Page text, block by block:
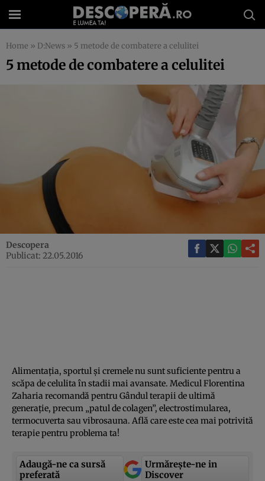
Home » D:News » 5 metode de combatere a celulitei
5 metode de combatere a celulitei
Descopera
Publicat: 22.05.2016
Alimentaţia, sportul şi cremele nu sunt suficiente pentru a
scăpa de celulita în stadii mai avansate. Medicul Florentina
Zaharia recomandă pentru Gândul terapii de ultimă
generaţie, precum „patul de colagen”, electrostimularea,
termocuverta sau vibrosauna. Află care este cea mai potrivită
terapie pentru problema ta!
Adaugă-ne ca sursă
preferată
Urmărește-ne in
Discover